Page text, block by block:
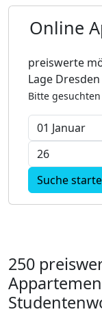
Online
preiswerte
Lage
Bitte
250